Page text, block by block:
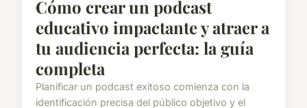
Cómo crear un podcast
educativo impactante y atraer a
tu audiencia perfecta: la guía
completa
Planificar un podcast exitoso comienza con la
identificación precisa del público objetivo y el